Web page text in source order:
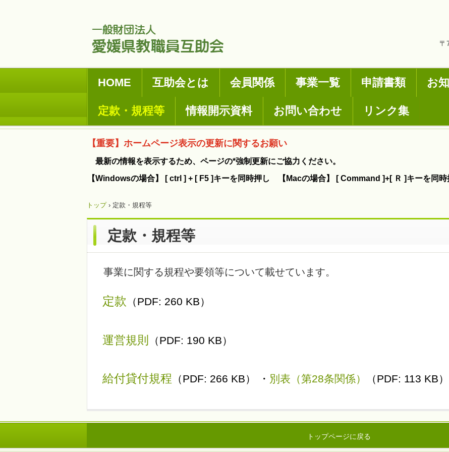
〒
HOME 互助会とは 会員関係 事業一覧 申請書類 お
定款・規程等 情報開示資料 お問い合わせ リンク集
【重要】ホームページ表示の更新に関するお願い
最新の情報を表示するため、ページの*強制更新にご協力ください。
【Windowsの場合】 [ ctrl ] + [ F5 ]キーを同時押し 【Macの場合】 [ Command ]+[ Ｒ ]キーを同時
トップ › 定款・規程等
定款・規程等
事業に関する規程や要領等について載せています。
定款 （PDF: 260 KB）
運営規則 （PDF: 190 KB）
給付貸付規程 （PDF: 266 KB） ・ 別表（第28条関係） （PDF: 113 KB）
トップページに戻る